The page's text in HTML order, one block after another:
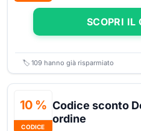
SCOPRI IL
🏷️ 109 hanno già risparmiato
10 %
CODICE
Codice sconto
ordine